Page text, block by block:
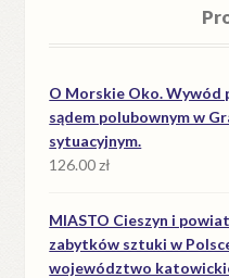
O Morskie Oko. Wywód
sądem polubownym w
sytuacyjnym.
126.00zł
MIASTO Cieszyn i
zabytków sztuki w
województwo